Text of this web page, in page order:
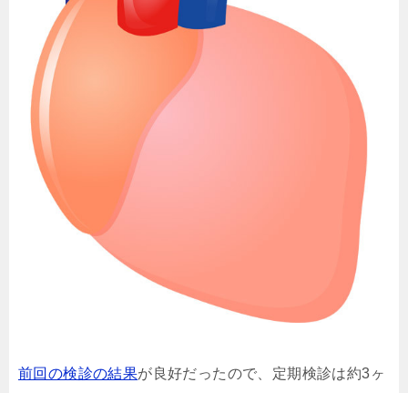
前回の検診の結果が良好だったので、定期検診は約3ヶ